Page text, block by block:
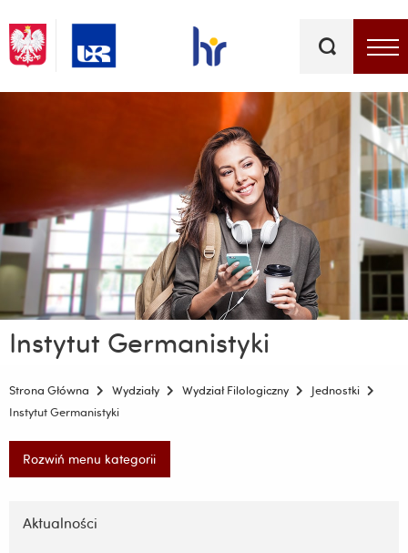
kluczowe
Instytut Germanistyki
Strona Główna Wydziały Wydział Filologiczny
Jednostki
Instytut Germanistyki
Rozwiń menu kategorii
nawigację
Aktualności